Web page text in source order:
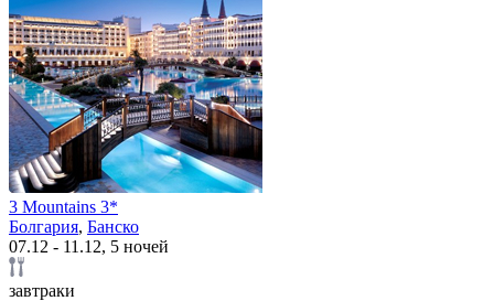
3 Mountains 3*
Болгария, Банско
07.12 - 11.12, 5 ночей
завтраки